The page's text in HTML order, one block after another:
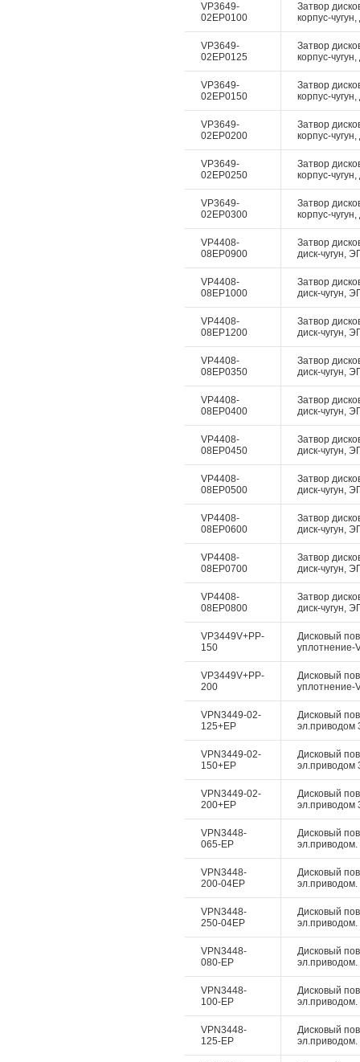
VP3649-
02EP0100
Затвор
корпус-
VP3649-
02EP0125
Затвор
корпус-
VP3649-
02EP0150
Затвор
корпус-
VP3649-
02EP0200
Затвор
корпус-
VP3649-
02EP0250
Затвор
корпус-
VP3649-
02EP0300
Затвор
корпус-
VP4408-
08EP0900
Затвор
диск-чугун,
VP4408-
08EP1000
Затвор
диск-чугун,
VP4408-
08EP1200
Затвор
диск-чугун,
VP4408-
08EP0350
Затвор
диск-чугун,
VP4408-
08EP0400
Затвор
диск-чугун,
VP4408-
08EP0450
Затвор
диск-чугун,
VP4408-
08EP0500
Затвор
диск-чугун,
VP4408-
08EP0600
Затвор
диск-чугун,
VP4408-
08EP0700
Затвор
диск-чугун,
VP4408-
08EP0800
Затвор
диск-чугун,
VP3449V+PP-
150
Дисковый
уплотнение-
VP3449V+PP-
200
Дисковый
уплотнение-
VPN3449-02-
125+EP
Дисковый
эл.приводом
VPN3449-02-
150+EP
Дисковый
эл.приводом
VPN3449-02-
200+EP
Дисковый
эл.приводом
VPN3448-
065-EP
Дисковый
VPN3448-
200-04EP
Дисковый
VPN3448-
250-04EP
Дисковый
VPN3448-
080-EP
Дисковый
VPN3448-
100-EP
Дисковый
VPN3448-
125-EP
Дисковый